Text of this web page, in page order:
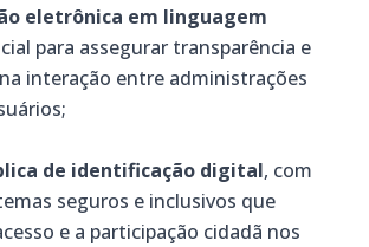
eletrônica em linguagem
para assegurar transparência e
interação entre administrações
de identificação digital, com
seguros e inclusivos que
e a participação cidadã nos